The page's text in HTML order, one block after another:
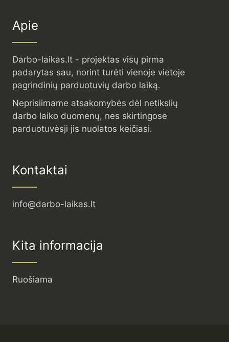
Apie
Darbo-laikas.lt - projektas visų pirma
padarytas sau, norint turėti vienoje vietoje
pagrindinių parduotuvių darbo laiką.
Neprisiimame atsakomybės dėl netikslių
darbo laiko duomenų, nes skirtingose
parduotuvėsji jis nuolatos keičiasi.
Kontaktai
info@darbo-laikas.lt
Kita informacija
Ruošiama